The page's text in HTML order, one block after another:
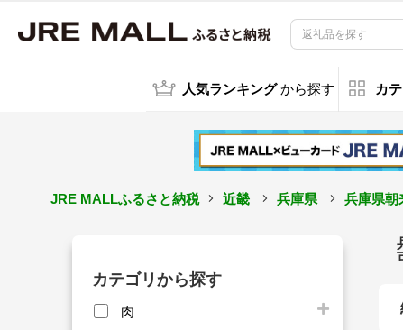
人気ランキング から探す カ
JRE MALLふるさと納税 近畿 兵庫県 兵庫県朝
カテゴリから探す
肉